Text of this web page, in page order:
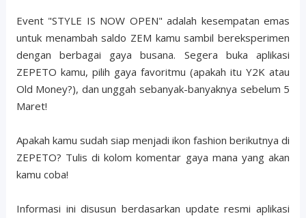
Event "STYLE IS NOW OPEN" adalah kesempatan emas
untuk menambah saldo ZEM kamu sambil bereksperimen
dengan berbagai gaya busana. Segera buka aplikasi
ZEPETO kamu, pilih gaya favoritmu (apakah itu Y2K atau
Old Money?), dan unggah sebanyak-banyaknya sebelum 5
Maret!
Apakah kamu sudah siap menjadi ikon fashion berikutnya di
ZEPETO? Tulis di kolom komentar gaya mana yang akan
kamu coba!
Informasi ini disusun berdasarkan update resmi aplikasi